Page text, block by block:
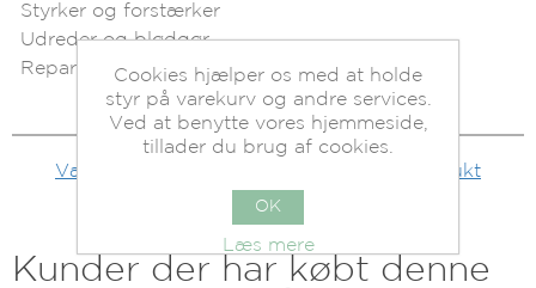
Styrker og forstærker
Udreder og blødgør
Reparerer skader fra styling
Vær den første til at bedømme dette produkt
Kunder der har købt denne
Cookies hjælper os med at holde
styr på varekurv og andre services.
Ved at benytte vores hjemmeside,
tillader du brug af cookies.
OK
Læs mere